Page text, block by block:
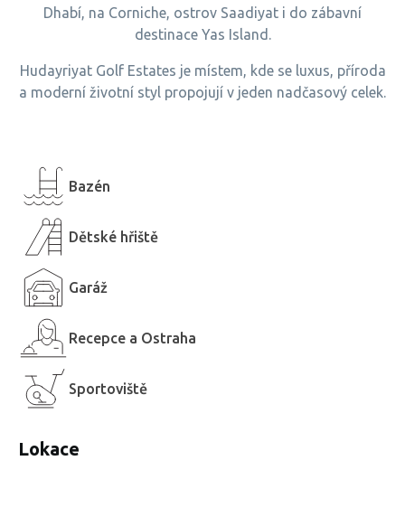
Dhabí, na Corniche, ostrov Saadiyat i do zábavní
destinace Yas Island.
Hudayriyat Golf Estates je místem, kde se luxus, příroda
a moderní životní styl propojují v jeden nadčasový celek.
Bazén
Dětské hřiště
Garáž
Recepce a Ostraha
Sportoviště
Lokace